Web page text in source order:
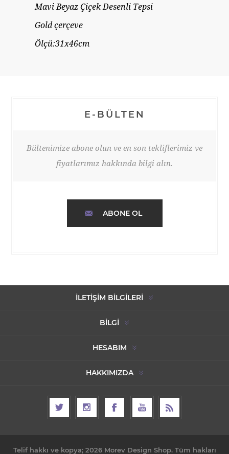
Mavi Beyaz Çiçek Desenli Tepsi
Gold çerçeve
Ölçü:31x46cm
E-BÜLTEN
Bültenimize abone olun ve en son tekliflerimiz ve
fiyatlarımız hakkında bilgi alın.
ABONE OL
İLETIŞIM BILGILERI
BILGI
HESABIM
HAKKIMIZDA
Telif hakkı ve kopya; 2026 Morev Design Shop. Tüm hakları